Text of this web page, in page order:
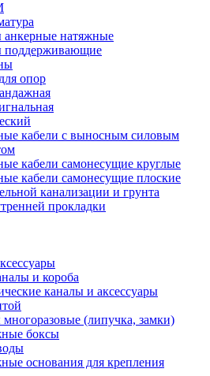
натяжные
поддерживающие
опор
кабели с выносным силовым
кабели самонесущие круглые
кабели самонесущие плоские
канализации и грунта
прокладки
и короба
каналы и аксессуары
(липучка, замки)
боксы
основания для крепления